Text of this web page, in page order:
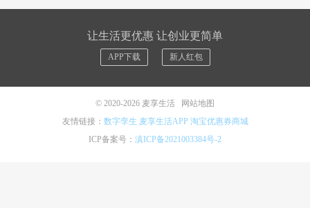
让生活更优惠 让创业更简单
APP下载 新人红包
© 2020-2026 麦享生活
网站地图
友情链接： 数字孪生 麦享生活APP 淘宝优惠券商城
ICP备案号： 滇ICP备2021003384号-2